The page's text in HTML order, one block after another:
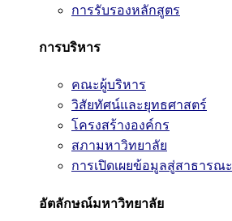
การรับรองหลักสูตร
การบริหาร
คณะผู้บริหาร
วิสัยทัศน์และยุทธศาสตร์
โครงสร้างองค์กร
สภามหาวิทยาลัย
การเปิดเผยข้อมูลสู่สาธารณะ
อัตลักษณ์มหาวิทยาลัย